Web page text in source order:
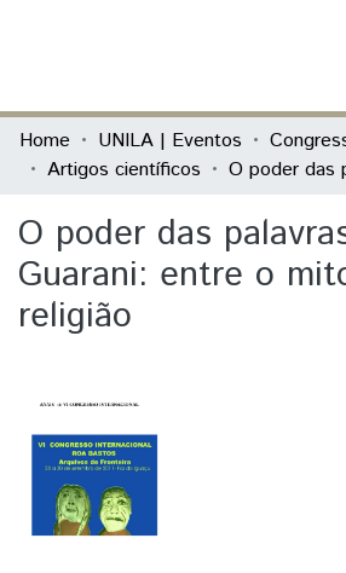
Communities & Collections
All of DSpace
Statistics
Home UNILA | Eventos
Artigos científicos
O poder das
Guarani: entre o
religião